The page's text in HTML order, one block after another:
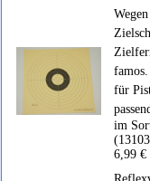
für
im
6,99